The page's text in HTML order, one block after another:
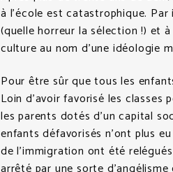
à l’école est catastrophique.
(quelle horreur la sélection !) et
culture au nom d’une idéologie
Pour être sûr que tous les
Loin d’avoir favorisé les classes
les parents dotés d’un capital
enfants défavorisés n’ont plus
de l’immigration ont été